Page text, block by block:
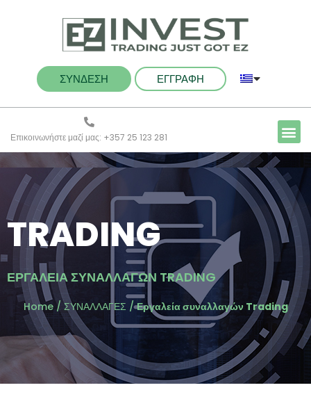
ΣΥΝΔΕΣΗ ΕΓΓΡΑΦΗ
Επικοινωνήστε μαζί μας: +357 25 123 281
TRADING
ΕΡΓΑΛΕΊΑ ΣΥΝΑΛΛΑΓΏΝ TRADING
Home/ ΣΥΝΑΛΛΑΓΕΣ /Εργαλεία συναλλαγών Trading